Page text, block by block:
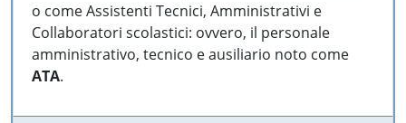
o come Assistenti Tecnici, Amministrativi e
Collaboratori scolastici: ovvero, il personale
amministrativo, tecnico e ausiliario noto come
ATA.